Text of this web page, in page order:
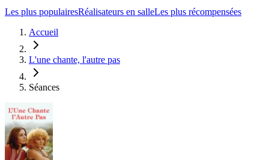
Les plus populairesRéalisateurs en salleLes plus récompensées
Accueil
L'une chante, l'autre pas
Séances